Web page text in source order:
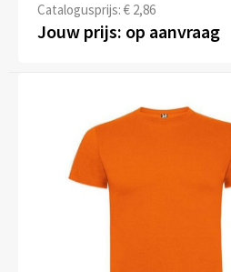
Catalogusprijs: € 2,86
Jouw prijs: op aanvraag